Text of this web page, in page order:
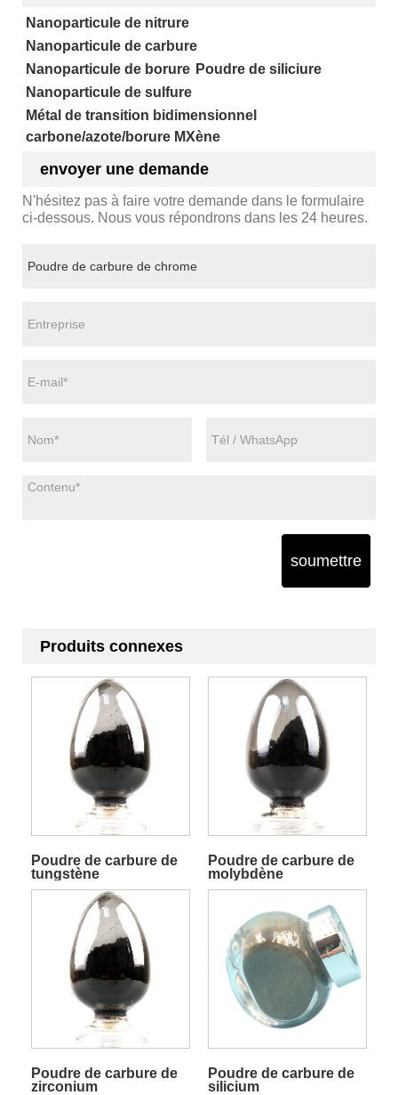
Nanoparticule de nitrure
Nanoparticule de carbure
Nanoparticule de borure Poudre de siliciure
Nanoparticule de sulfure
Métal de transition bidimensionnel
carbone/azote/borure MXène
envoyer une demande
N'hésitez pas à faire votre demande dans le formulaire
ci-dessous. Nous vous répondrons dans les 24 heures.
soumettre
Produits connexes
Poudre de carbure de
tungstène
Poudre de carbure de
molybdène
Poudre de carbure de
zirconium
Poudre de carbure de
silicium